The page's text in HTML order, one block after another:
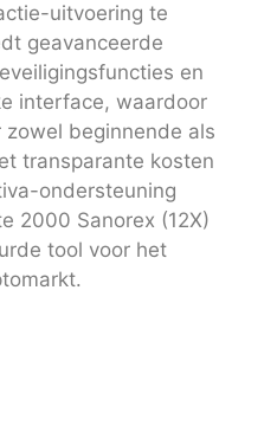
uitvoering te
geavanceerde
en
interface, waardoor
beginnende als
transparante kosten
ondersteuning
2000 Sanorex (12X)
tool voor het